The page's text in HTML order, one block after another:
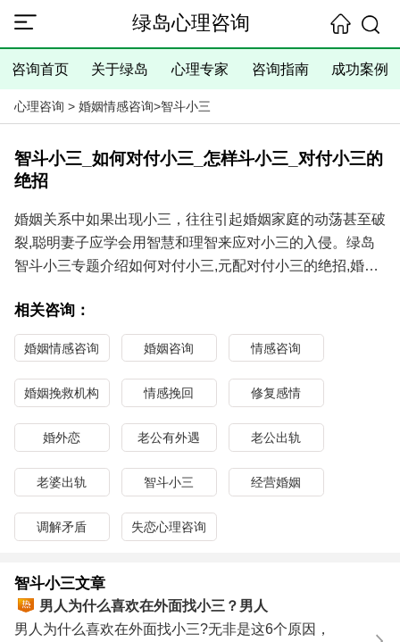
绿岛心理咨询
咨询首页 关于绿岛 心理专家 咨询指南 成功案例
心理咨询 > 婚姻情感咨询>智斗小三
智斗小三_如何对付小三_怎样斗小三_对付小三的
绝招
婚姻关系中如果出现小三，往往引起婚姻家庭的动荡甚至破
裂,聪明妻子应学会用智慧和理智来应对小三的入侵。绿岛
智斗小三专题介绍如何对付小三,元配对付小三的绝招,婚姻
战经验;
杭州绿岛婚姻咨询专家针对外遇出轨、小三插足等婚姻问题
提供专业咨询与帮助，资深小三劝退师专业帮助分离小三，
传授元配对付小三的绝招,指导怎样对付老公找小三,打败小
三,挽回老公,挽救婚姻,重建幸福婚姻。
老公出轨了如何对付小三?请求助杭州绿岛婚姻情感专家，
咨询热线：0571-86433196
相关咨询：
婚姻情感咨询 婚姻咨询 情感咨询
婚姻挽救机构 情感挽回 修复感情
婚外恋 老公有外遇 老公出轨
老婆出轨 智斗小三 经营婚姻
调解矛盾 失恋心理咨询
智斗小三文章
男人为什么喜欢在外面找小三？男人
喜欢找小三的6个原因
男人为什么喜欢在外面找小三?无非是这6个原因，